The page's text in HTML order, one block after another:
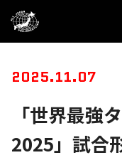
2025.11.07
「世界最強
2025」試合